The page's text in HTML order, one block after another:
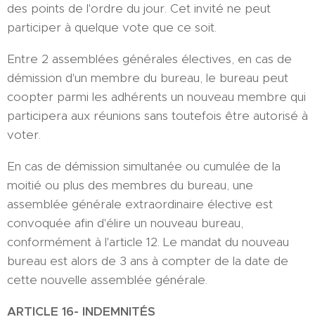
des points de l'ordre du jour. Cet invité ne peut
participer à quelque vote que ce soit.
Entre 2 assemblées générales électives, en cas de
démission d'un membre du bureau, le bureau peut
coopter parmi les adhérents un nouveau membre qui
participera aux réunions sans toutefois être autorisé à
voter.
En cas de démission simultanée ou cumulée de la
moitié ou plus des membres du bureau, une
assemblée générale extraordinaire élective est
convoquée afin d'élire un nouveau bureau,
conformément à l'article 12. Le mandat du nouveau
bureau est alors de 3 ans à compter de la date de
cette nouvelle assemblée générale.
ARTICLE 16- INDEMNITÉS